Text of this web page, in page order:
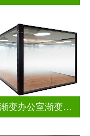
圆点渐变办公室渐变玻璃